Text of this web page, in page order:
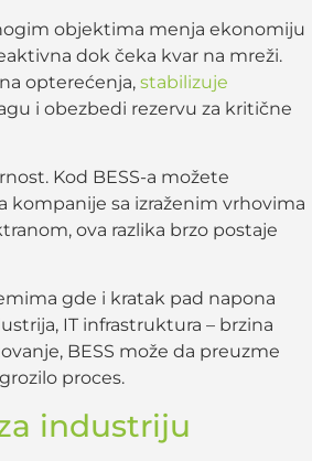
objektima menja ekonomiju
dok čeka kvar na mreži.
opterećenja, stabilizuje
i obezbedi rezervu za kritične
Kod BESS-a možete
sa izraženim vrhovima
ova razlika brzo postaje
gde i kratak pad napona
IT infrastruktura – brzina
BESS može da preuzme
proces.
industriju